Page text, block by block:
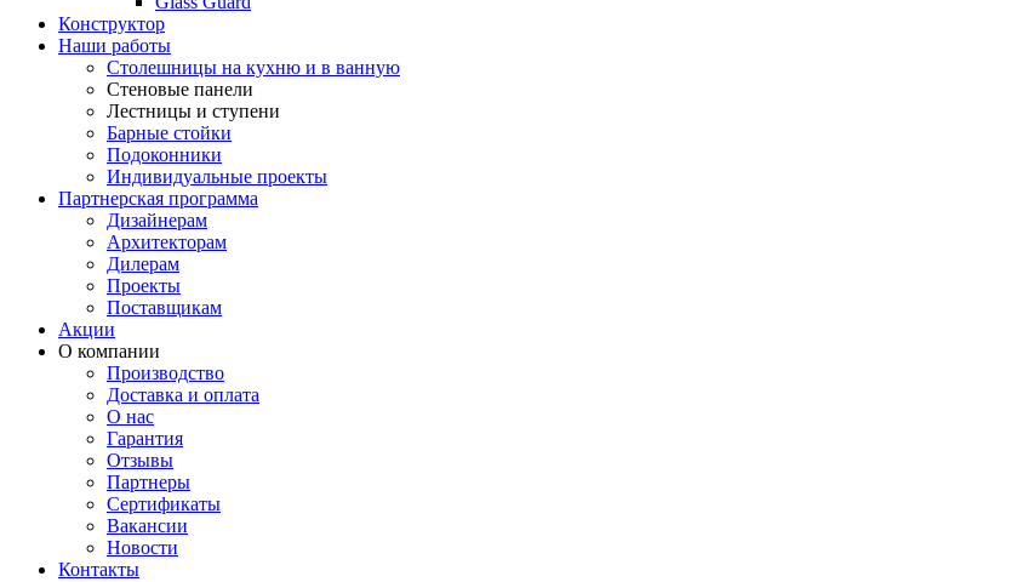
Конструктор
Наши работы
Столешницы на кухню и в ванную
Стеновые панели
Лестницы и ступени
Барные стойки
Подоконники
Индивидуальные проекты
Партнерская программа
Дизайнерам
Архитекторам
Дилерам
Проекты
Поставщикам
Акции
О компании
Производство
Доставка и оплата
О нас
Гарантия
Отзывы
Партнеры
Сертификаты
Вакансии
Новости
Контакты